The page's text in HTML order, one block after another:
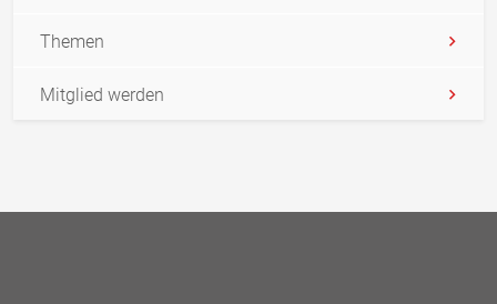
Themen
Mitglied werden